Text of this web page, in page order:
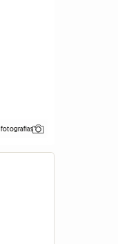
fotografias